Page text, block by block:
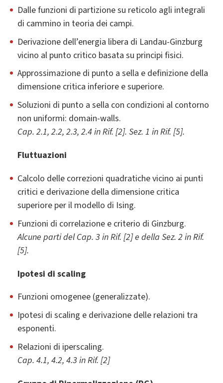
Dalle funzioni di partizione su reticolo agli integrali
di cammino in teoria dei campi.
Derivazione dell’energia libera di Landau-Ginzburg
vicino al punto critico basata su principi fisici.
Approssimazione di punto a sella e definizione della
dimensione critica inferiore e superiore.
Soluzioni di punto a sella con condizioni al contorno
non uniformi: domain-walls.
Cap. 2.1, 2.2, 2.3, 2.4 in Rif. [2]. Sez. 1 in Rif. [5].
Fluttuazioni
Calcolo delle correzioni quadratiche vicino ai punti
critici e derivazione della dimensione critica
superiore per il modello di Ising.
Funzioni di correlazione e criterio di Ginzburg.
Alcune parti del Cap. 3 in Rif. [2] e della Sez. 2 in Rif.
[5].
Ipotesi di scaling
Funzioni omogenee (generalizzate).
Ipotesi di scaling e derivazione delle relazioni tra
esponenti.
Relazioni di iperscaling.
Cap. 4.1, 4.2, 4.3 in Rif. [2]